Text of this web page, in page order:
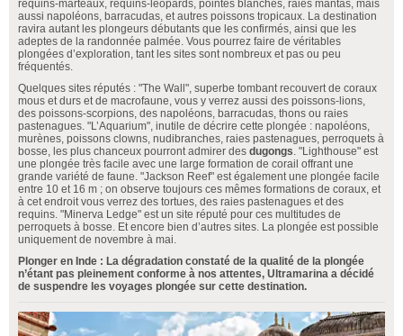
requins-marteaux, requins-léopards, pointes blanches, raies mantas, mais
aussi napoléons, barracudas, et autres poissons tropicaux. La destination
ravira autant les plongeurs débutants que les confirmés, ainsi que les
adeptes de la randonnée palmée. Vous pourrez faire de véritables
plongées d’exploration, tant les sites sont nombreux et pas ou peu
fréquentés.
Quelques sites réputés : "The Wall", superbe tombant recouvert de coraux
mous et durs et de macrofaune, vous y verrez aussi des poissons-lions,
des poissons-scorpions, des napoléons, barracudas, thons ou raies
pastenagues. "L’Aquarium", inutile de décrire cette plongée : napoléons,
murènes, poissons clowns, nudibranches, raies pastenagues, perroquets à
bosse, les plus chanceux pourront admirer des dugongs. "Lighthouse" est
une plongée très facile avec une large formation de corail offrant une
grande variété de faune. "Jackson Reef" est également une plongée facile
entre 10 et 16 m ; on observe toujours ces mêmes formations de coraux, et
à cet endroit vous verrez des tortues, des raies pastenagues et des
requins. "Minerva Ledge" est un site réputé pour ces multitudes de
perroquets à bosse. Et encore bien d’autres sites. La plongée est possible
uniquement de novembre à mai.
Plonger en Inde : La dégradation constaté de la qualité de la plongée
n’étant pas pleinement conforme à nos attentes, Ultramarina a décidé
de suspendre les voyages plongée sur cette destination.